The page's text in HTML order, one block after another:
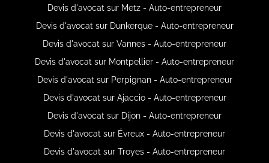
Devis d'avocat sur Metz - Auto-entrepreneur
Devis d'avocat sur Dunkerque - Auto-entrepreneur
Devis d'avocat sur Vannes - Auto-entrepreneur
Devis d'avocat sur Montpellier - Auto-entrepreneur
Devis d'avocat sur Perpignan - Auto-entrepreneur
Devis d'avocat sur Ajaccio - Auto-entrepreneur
Devis d'avocat sur Dijon - Auto-entrepreneur
Devis d'avocat sur Évreux - Auto-entrepreneur
Devis d'avocat sur Troyes - Auto-entrepreneur